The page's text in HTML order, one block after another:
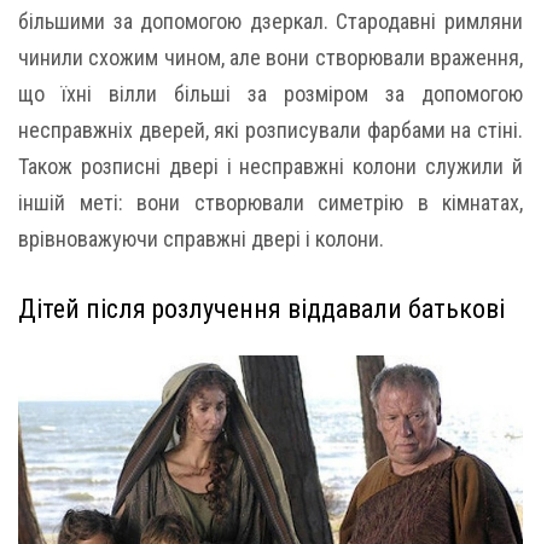
більшими за допомогою дзеркал. Стародавні римляни
чинили схожим чином, але вони створювали враження,
що їхні вілли більші за розміром за допомогою
несправжніх дверей, які розписували фарбами на стіні.
Також розписні двері і несправжні колони служили й
іншій меті: вони створювали симетрію в кімнатах,
врівноважуючи справжні двері і колони.
Дітей після розлучення віддавали батькові